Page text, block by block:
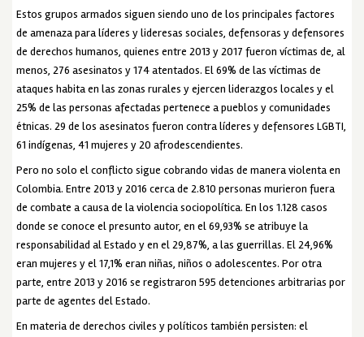
Estos grupos armados siguen siendo uno de los principales factores
de amenaza para líderes y lideresas sociales, defensoras y defensores
de derechos humanos, quienes entre 2013 y 2017 fueron víctimas de, al
menos, 276 asesinatos y 174 atentados. El 69% de las víctimas de
ataques habita en las zonas rurales y ejercen liderazgos locales y el
25% de las personas afectadas pertenece a pueblos y comunidades
étnicas. 29 de los asesinatos fueron contra líderes y defensores LGBTI,
61 indígenas, 41 mujeres y 20 afrodescendientes.
Pero no solo el conflicto sigue cobrando vidas de manera violenta en
Colombia. Entre 2013 y 2016 cerca de 2.810 personas murieron fuera
de combate a causa de la violencia sociopolítica. En los 1.128 casos
donde se conoce el presunto autor, en el 69,93% se atribuye la
responsabilidad al Estado y en el 29,87%, a las guerrillas. El 24,96%
eran mujeres y el 17,1% eran niñas, niños o adolescentes. Por otra
parte, entre 2013 y 2016 se registraron 595 detenciones arbitrarias por
parte de agentes del Estado.
En materia de derechos civiles y políticos también persisten: el